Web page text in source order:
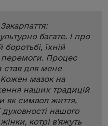
багате. І про
боротьбі, їхній
Процес
став для мене
мазок на
наших традицій
як символ життя,
нашого
котрі в’яжуть